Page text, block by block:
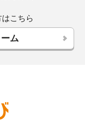
こちら
ム